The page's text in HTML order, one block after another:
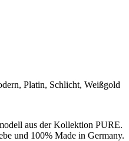
Platin, Schlicht, Weißgold
aus der Kollektion PURE.
und 100% Made in Germany.